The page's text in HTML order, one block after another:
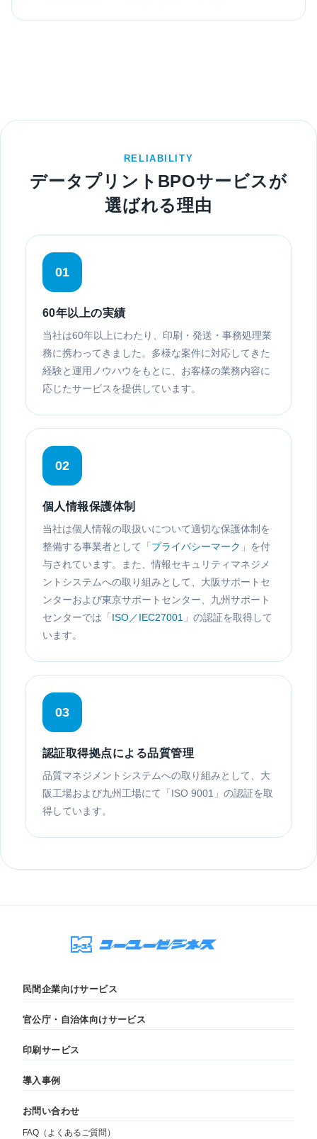
RELIABILITY
データプリントBPOサービスが
選ばれる理由
01
60年以上の実績
当社は60年以上にわたり、印刷・発送・事務処理業
務に携わってきました。多様な案件に対応してきた
経験と運用ノウハウをもとに、お客様の業務内容に
応じたサービスを提供しています。
02
個人情報保護体制
当社は個人情報の取扱いについて適切な保護体制を
整備する事業者として「 プライバシーマーク 」を付
与されています。また、情報セキュリティマネジメ
ントシステムへの取り組みとして、大阪サポートセ
ンターおよび東京サポートセンター、九州サポート
センターでは「 ISO／IEC27001 」の認証を取得して
います。
03
認証取得拠点による品質管理
品質マネジメントシステムへの取り組みとして、大
阪工場および九州工場にて「ISO 9001」の認証を取
得しています。
民間企業向けサービス
官公庁・自治体向けサービス
印刷サービス
導入事例
お問い合わせ
FAQ（よくあるご質問）